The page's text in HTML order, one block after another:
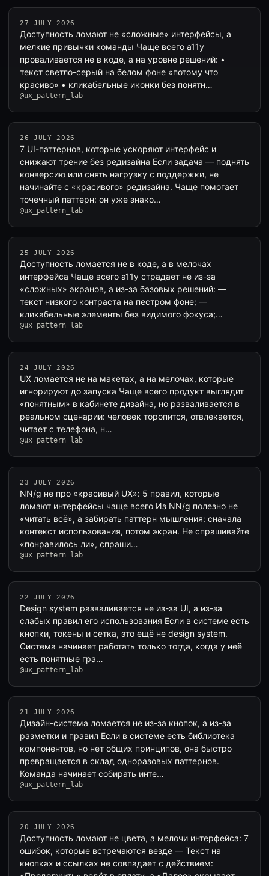
27 JULY 2026
Доступность ломают не «сложные» интерфейсы, а
мелкие привычки команды Чаще всего a11y
проваливается не в коде, а на уровне решений: •
текст светло-серый на белом фоне «потому что
красиво» • кликабельные иконки без понятн…
@ux_pattern_lab
26 JULY 2026
7 UI-паттернов, которые ускоряют интерфейс и
снижают трение без редизайна Если задача — поднять
конверсию или снять нагрузку с поддержки, не
начинайте с «красивого» редизайна. Чаще помогает
точечный паттерн: он уже знако…
@ux_pattern_lab
25 JULY 2026
Доступность ломается не в коде, а в мелочах
интерфейса Чаще всего a11y страдает не из-за
«сложных» экранов, а из-за базовых решений: —
текст низкого контраста на пестром фоне; —
кликабельные элементы без видимого фокуса;…
@ux_pattern_lab
24 JULY 2026
UX ломается не на макетах, а на мелочах, которые
игнорируют до запуска Чаще всего продукт выглядит
«понятным» в кабинете дизайна, но разваливается в
реальном сценарии: человек торопится, отвлекается,
читает с телефона, н…
@ux_pattern_lab
23 JULY 2026
NN/g не про «красивый UX»: 5 правил, которые
ломают интерфейсы чаще всего Из NN/g полезно не
«читать всё», а забирать паттерн мышления: сначала
контекст использования, потом экран. Не спрашивайте
«понравилось ли», спраши…
@ux_pattern_lab
22 JULY 2026
Design system разваливается не из-за UI, а из-за
слабых правил его использования Если в системе есть
кнопки, токены и сетка, это ещё не design system.
Система начинает работать только тогда, когда у неё
есть понятные гра…
@ux_pattern_lab
21 JULY 2026
Дизайн-система ломается не из-за кнопок, а из-за
разметки и правил Если в системе есть библиотека
компонентов, но нет общих принципов, она быстро
превращается в склад одноразовых паттернов.
Команда начинает собирать инте…
@ux_pattern_lab
20 JULY 2026
Доступность ломают не цвета, а мелочи интерфейса: 7
ошибок, которые встречаются везде — Текст на
кнопках и ссылках не совпадает с действием: